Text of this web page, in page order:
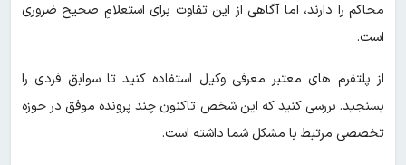
محاکم را دارند، اما آگاهی از این تفاوت برای استعلامِ صحیح ضروری
است.
از پلتفرم های معتبر معرفی وکیل استفاده کنید تا سوابق فردی را
بسنجید. بررسی کنید که این شخص تاکنون چند پرونده موفق در حوزه
تخصصی مرتبط با مشکل شما داشته است.